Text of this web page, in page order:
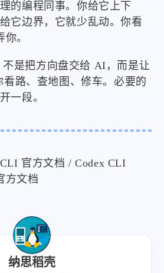
的编程同事。你给它上下
它边界，它就少乱动。你看
。
不是把方向盘交给 AI，而是让
路、查地图、修车。必要的
一段。
官方文档 / Codex CLI
方文档
纳思稻壳